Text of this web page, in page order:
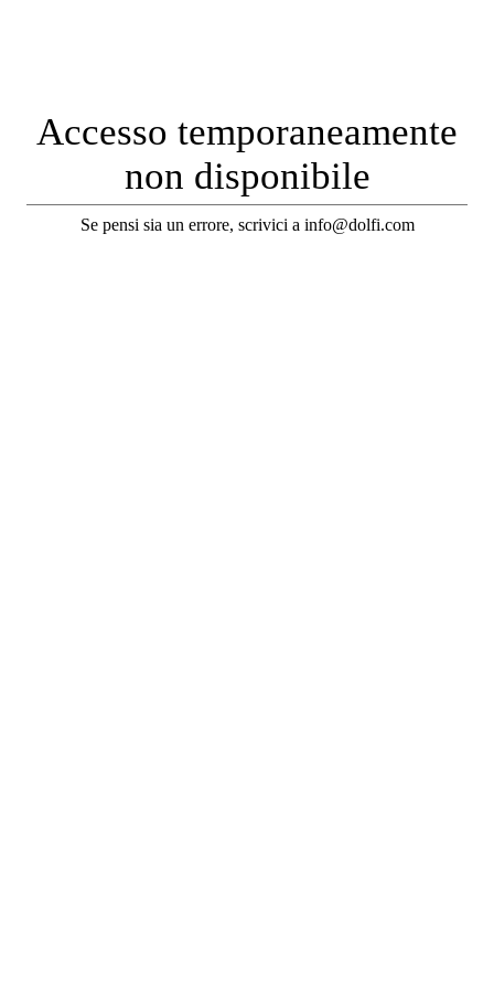
Accesso temporaneamente
non disponibile
Se pensi sia un errore, scrivici a info@dolfi.com